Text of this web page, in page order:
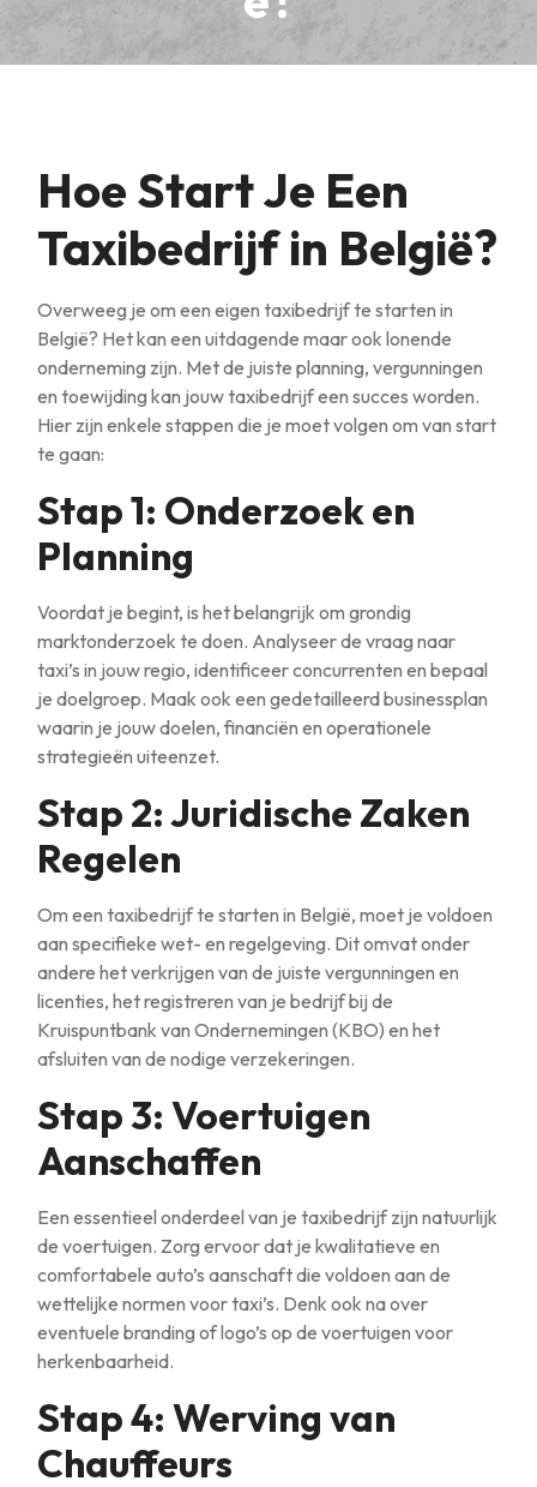
Hoe Start Je Een
Taxibedrijf in België?
Overweeg je om een eigen taxibedrijf te starten in
België? Het kan een uitdagende maar ook lonende
onderneming zijn. Met de juiste planning, vergunningen
en toewijding kan jouw taxibedrijf een succes worden.
Hier zijn enkele stappen die je moet volgen om van start
te gaan:
Stap 1: Onderzoek en
Planning
Voordat je begint, is het belangrijk om grondig
marktonderzoek te doen. Analyseer de vraag naar
taxi’s in jouw regio, identificeer concurrenten en bepaal
je doelgroep. Maak ook een gedetailleerd businessplan
waarin je jouw doelen, financiën en operationele
strategieën uiteenzet.
Stap 2: Juridische Zaken
Regelen
Om een taxibedrijf te starten in België, moet je voldoen
aan specifieke wet- en regelgeving. Dit omvat onder
andere het verkrijgen van de juiste vergunningen en
licenties, het registreren van je bedrijf bij de
Kruispuntbank van Ondernemingen (KBO) en het
afsluiten van de nodige verzekeringen.
Stap 3: Voertuigen
Aanschaffen
Een essentieel onderdeel van je taxibedrijf zijn natuurlijk
de voertuigen. Zorg ervoor dat je kwalitatieve en
comfortabele auto’s aanschaft die voldoen aan de
wettelijke normen voor taxi’s. Denk ook na over
eventuele branding of logo’s op de voertuigen voor
herkenbaarheid.
Stap 4: Werving van
Chauffeurs